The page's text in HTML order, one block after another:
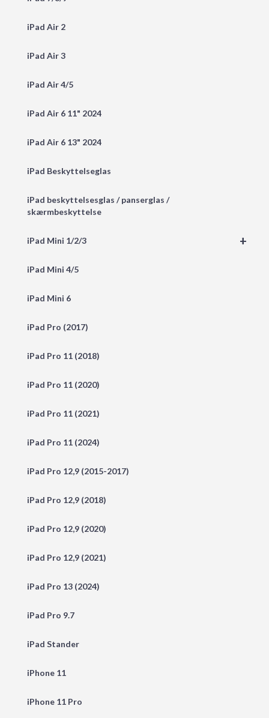
iPad Air 2
iPad Air 3
iPad Air 4/5
iPad Air 6 11" 2024
iPad Air 6 13" 2024
iPad Beskyttelseglas
iPad beskyttelsesglas / panserglas /
skærmbeskyttelse
+
iPad Mini 1/2/3
iPad Mini 4/5
iPad Mini 6
iPad Pro (2017)
iPad Pro 11 (2018)
iPad Pro 11 (2020)
iPad Pro 11 (2021)
iPad Pro 11 (2024)
iPad Pro 12,9 (2015-2017)
iPad Pro 12,9 (2018)
iPad Pro 12,9 (2020)
iPad Pro 12,9 (2021)
iPad Pro 13 (2024)
iPad Pro 9.7
iPad Stander
iPhone 11
iPhone 11 Pro